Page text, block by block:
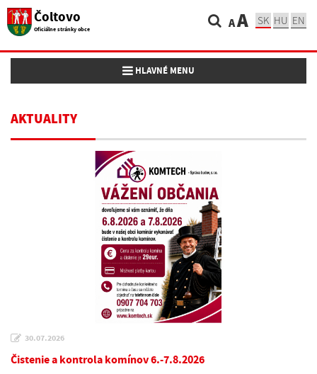
Čoltovo
Oficiálne stránky obce AA SK HU EN
Toggle navigation
HLAVNÉ MENU
AKTUALITY
30.07.2026
Čistenie a kontrola komínov 6.-7.8.2026